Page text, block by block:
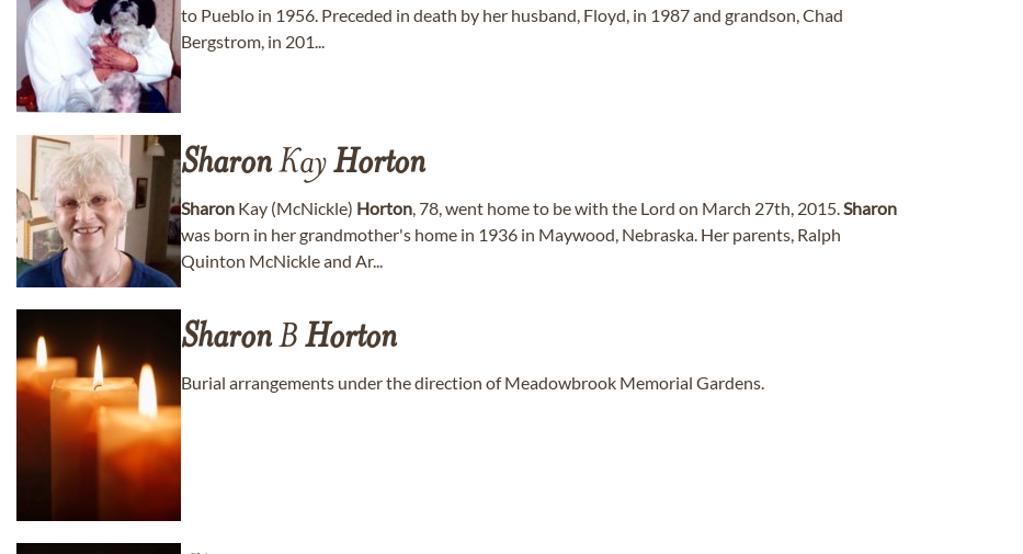
to Pueblo in 1956. Preceded in death by her husband, Floyd, in 1987 and grandson, Chad
Bergstrom, in 201...
SharonKayHorton
Sharon Kay (McNickle) Horton, 78, went home to be with the Lord on March 27th, 2015.Sharon
was born in her grandmother's home in 1936 in Maywood, Nebraska. Her parents, Ralph
Quinton McNickle and Ar...
SharonB Horton
Burial arrangements under the direction of Meadowbrook Memorial Gardens.